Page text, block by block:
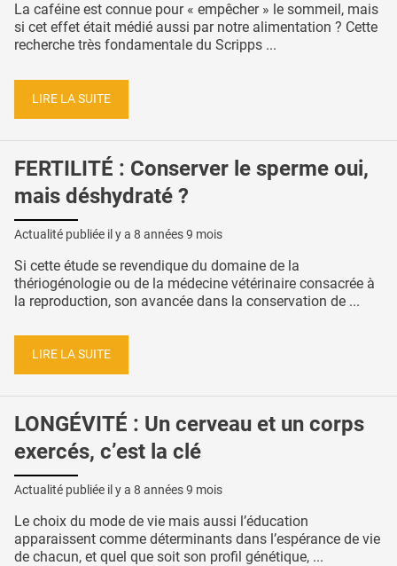
La caféine est connue pour « empêcher » le sommeil, mais
si cet effet était médié aussi par notre alimentation ? Cette
recherche très fondamentale du Scripps ...
LIRE LA SUITE
FERTILITÉ : Conserver le sperme oui,
mais déshydraté ?
Actualité publiée il y a 8 années 9 mois
Si cette étude se revendique du domaine de la
thériogénologie ou de la médecine vétérinaire consacrée à
la reproduction, son avancée dans la conservation de ...
LIRE LA SUITE
LONGÉVITÉ : Un cerveau et un corps
exercés, c’est la clé
Actualité publiée il y a 8 années 9 mois
Le choix du mode de vie mais aussi l’éducation
apparaissent comme déterminants dans l’espérance de vie
de chacun, et quel que soit son profil génétique, ...